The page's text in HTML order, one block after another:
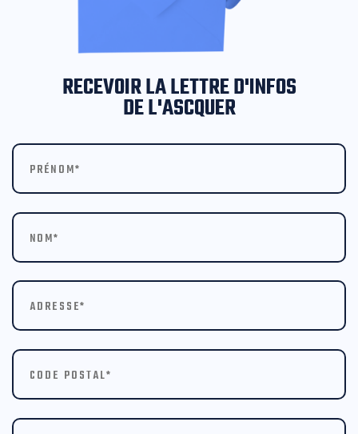
RECEVOIR LA LETTRE D'INFOS
DE L'ASCQUER